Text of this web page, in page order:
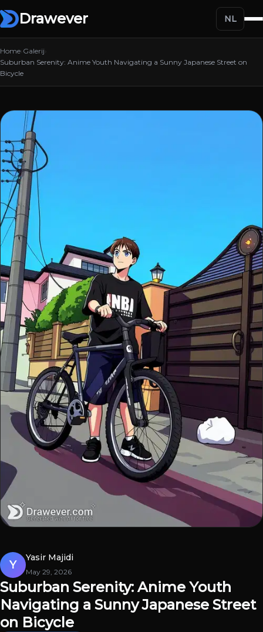
Drawever NL
Home Galerij
Suburban Serenity: Anime Youth Navigating a Sunny Japanese Street on
Bicycle
Y
Yasir Majidi
May 29, 2026
Suburban Serenity: Anime Youth
Navigating a Sunny Japanese Street
on Bicycle